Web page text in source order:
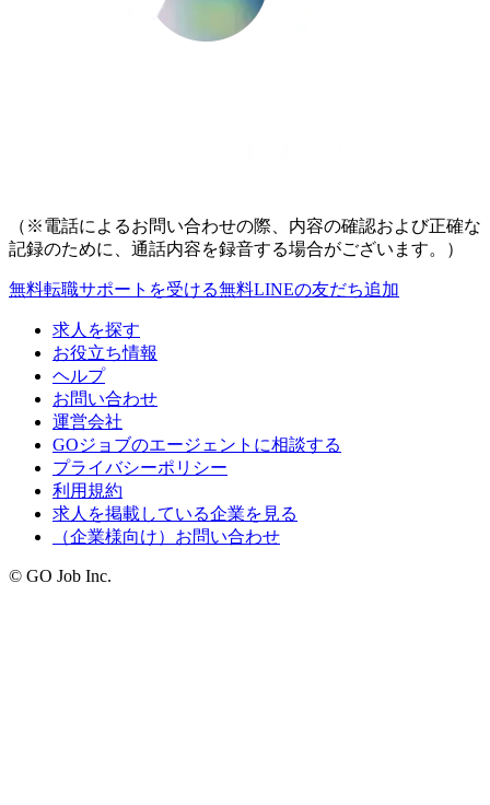
（※電話によるお問い合わせの際、内容の確認および正確な
記録のために、通話内容を録音する場合がございます。）
無料転職サポートを受ける無料LINEの友だち追加
求人を探す
お役立ち情報
ヘルプ
お問い合わせ
運営会社
GOジョブのエージェントに相談する
プライバシーポリシー
利用規約
求人を掲載している企業を見る
（企業様向け）お問い合わせ
© GO Job Inc.